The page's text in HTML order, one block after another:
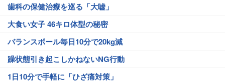
歯科の保健治療を巡る「大嘘」
大食い女子 46キロ体型の秘密
バランスボール毎日10分で20kg減
躁状態引き起こしかねないNG行動
1日10分で手軽に「ひざ痛対策」